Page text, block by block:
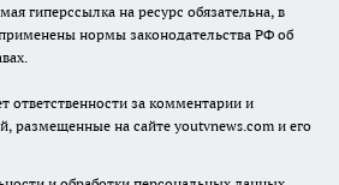
гиперссылка на ресурс обязательна, в
нормы законодательства РФ об
ответственности за комментарии и
размещенные на сайте youtvnews.com и его